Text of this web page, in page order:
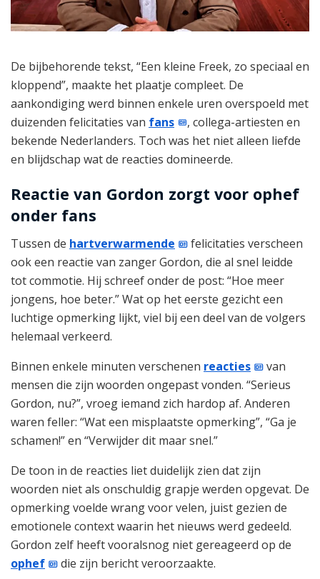
De bijbehorende tekst, “Een kleine Freek, zo speciaal en
kloppend”, maakte het plaatje compleet. De
aankondiging werd binnen enkele uren overspoeld met
duizenden felicitaties van fans
, collega-artiesten en
bekende Nederlanders. Toch was het niet alleen liefde
en blijdschap wat de reacties domineerde.
Reactie van Gordon zorgt voor ophef
onder fans
Tussen de hartverwarmende
felicitaties verscheen
ook een reactie van zanger Gordon, die al snel leidde
tot commotie. Hij schreef onder de post: “Hoe meer
jongens, hoe beter.” Wat op het eerste gezicht een
luchtige opmerking lijkt, viel bij een deel van de volgers
helemaal verkeerd.
Binnen enkele minuten verschenen reacties
van
mensen die zijn woorden ongepast vonden. “Serieus
Gordon, nu?”, vroeg iemand zich hardop af. Anderen
waren feller: “Wat een misplaatste opmerking”, “Ga je
schamen!” en “Verwijder dit maar snel.”
De toon in de reacties liet duidelijk zien dat zijn
woorden niet als onschuldig grapje werden opgevat. De
opmerking voelde wrang voor velen, juist gezien de
emotionele context waarin het nieuws werd gedeeld.
Gordon zelf heeft vooralsnog niet gereageerd op de
ophef
die zijn bericht veroorzaakte.